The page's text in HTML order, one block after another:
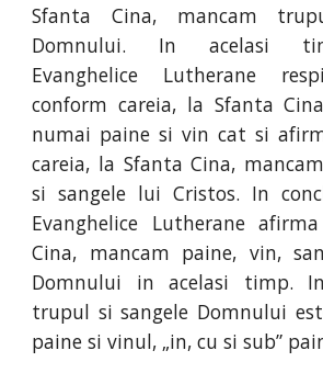
Sfanta Cina, mancam
Domnului. In acelasi
Evanghelice Lutherane
conform careia, la Sfanta
numai paine si vin cat si
careia, la Sfanta Cina,
si sangele lui Cristos. In
Evanghelice Lutherane
Cina, mancam paine, vin,
Domnului in acelasi timp.
trupul si sangele Domnului
paine si vinul, „in, cu si sub”